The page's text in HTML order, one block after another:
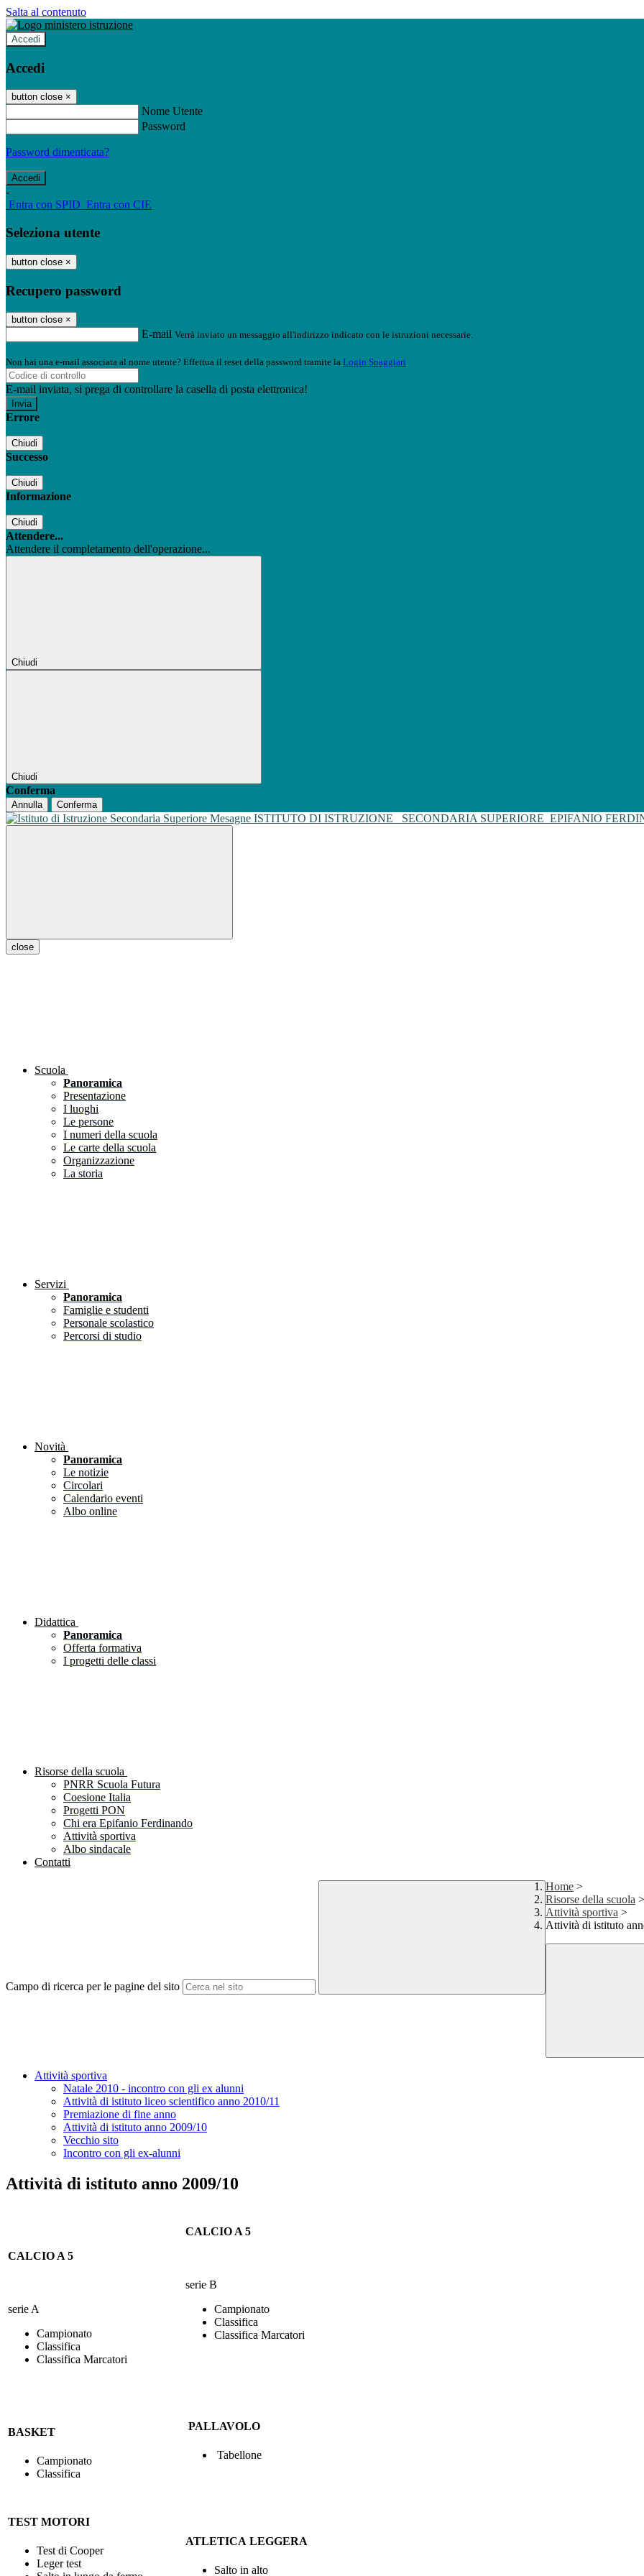
Salta al contenuto
Accedi
Accedi
button close ×
Nome Utente
Password
Password dimenticata?
-
Entra con SPID Entra con CIE
Seleziona utente
button close ×
Recupero password
button close ×
E-mail Verrà inviato un messaggio all'indirizzo indicato con le istruzioni necessarie.
Non hai una e-mail associata al nome utente? Effettua il reset della password tramite la Login Spaggiari
E-mail inviata, si prega di controllare la casella di posta elettronica!
Errore
Chiudi
Successo
Chiudi
Informazione
Chiudi
Attendere...
Attendere il completamento dell'operazione...
Chiudi
Chiudi
Conferma
Annulla Conferma
ISTITUTO DI ISTRUZIONE SECONDARIA SUPERIORE EPIFANIO
close
Scuola
Panoramica
Presentazione
I luoghi
Le persone
I numeri della scuola
Le carte della scuola
Organizzazione
La storia
Servizi
Panoramica
Famiglie e studenti
Personale scolastico
Percorsi di studio
Novità
Panoramica
Le notizie
Circolari
Calendario eventi
Albo online
Didattica
Panoramica
Offerta formativa
I progetti delle classi
Risorse della scuola
PNRR Scuola Futura
Coesione Italia
Progetti PON
Chi era Epifanio Ferdinando
Attività sportiva
Albo sindacale
Contatti
Campo di ricerca per le pagine del sito
Home >
Risorse della scuola >
Attività sportiva >
Attività di istituto
Attività sportiva
Natale 2010 - incontro con gli ex alunni
Attività di istituto liceo scientifico anno 2010/11
Premiazione di fine anno
Attività di istituto anno 2009/10
Vecchio sito
Incontro con gli ex-alunni
Attività di istituto anno 2009/10
CALCIO A 5
serie A
Campionato
Classifica
Classifica Marcatori
CALCIO A 5
serie B
Campionato
Classifica
Classifica Marcatori
BASKET
Campionato
Classifica
PALLAVOLO
Tabellone
TEST MOTORI
Test di Cooper
Leger test
ATLETICA LEGGERA
Salto in alto